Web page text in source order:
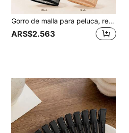
Gorro de malla para peluca, red de peluca elástica y transpirable con banda elástica, accesorios ligeros para pelucas para peinado diario & trenzas
ARS$2.563